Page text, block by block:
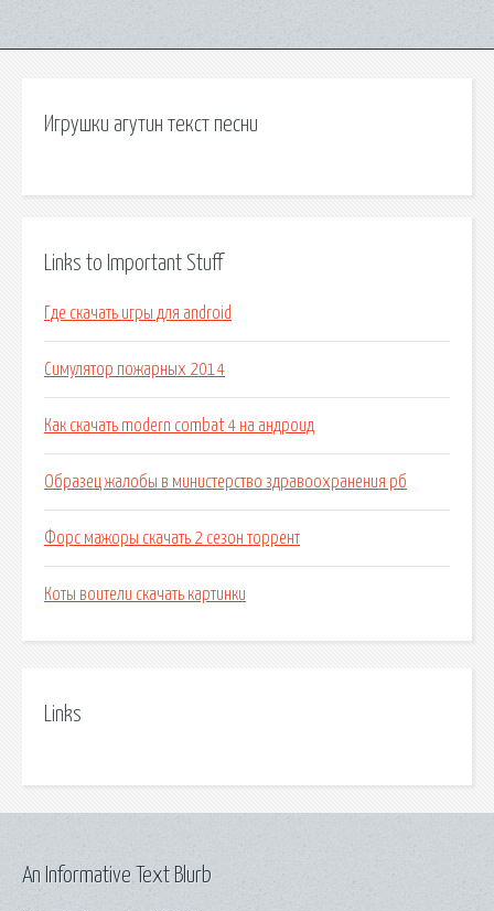
Игрушки агутин текст песни
Links to Important Stuff
Где скачать игры для android
Симулятор пожарных 2014
Как скачать modern combat 4 на андроид
Образец жалобы в министерство здравоохранения рб
Форс мажоры скачать 2 сезон торрент
Коты воители скачать картинки
Links
An Informative Text Blurb